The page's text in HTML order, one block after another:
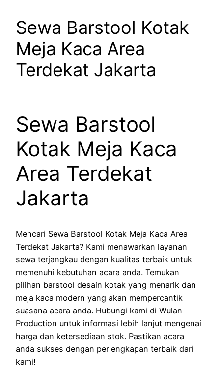
Sewa Barstool Kotak
Meja Kaca Area
Terdekat Jakarta
Sewa Barstool
Kotak Meja Kaca
Area Terdekat
Jakarta
Mencari Sewa Barstool Kotak Meja Kaca Area
Terdekat Jakarta? Kami menawarkan layanan
sewa terjangkau dengan kualitas terbaik untuk
memenuhi kebutuhan acara anda. Temukan
pilihan barstool desain kotak yang menarik dan
meja kaca modern yang akan mempercantik
suasana acara anda. Hubungi kami di Wulan
Production untuk informasi lebih lanjut mengenai
harga dan ketersediaan stok. Pastikan acara
anda sukses dengan perlengkapan terbaik dari
kami!